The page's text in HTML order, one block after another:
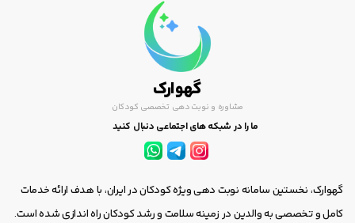
گهوارک
مشاوره و نوبت دهی تخصصی کودکان
ما را در شبکه های اجتماعی دنبال کنید
گهوارک، نخستین سامانه نوبت دهی ویژه کودکان در ایران، با هدف ارائه خدمات
کامل و تخصصی به والدین در زمینه سلامت و رشد کودکان راه اندازی شده است.